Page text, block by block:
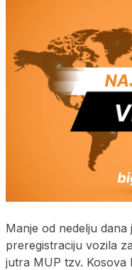
Manje od nedelju
preregistraciju vozila
jutra MUP tzv. Kosova